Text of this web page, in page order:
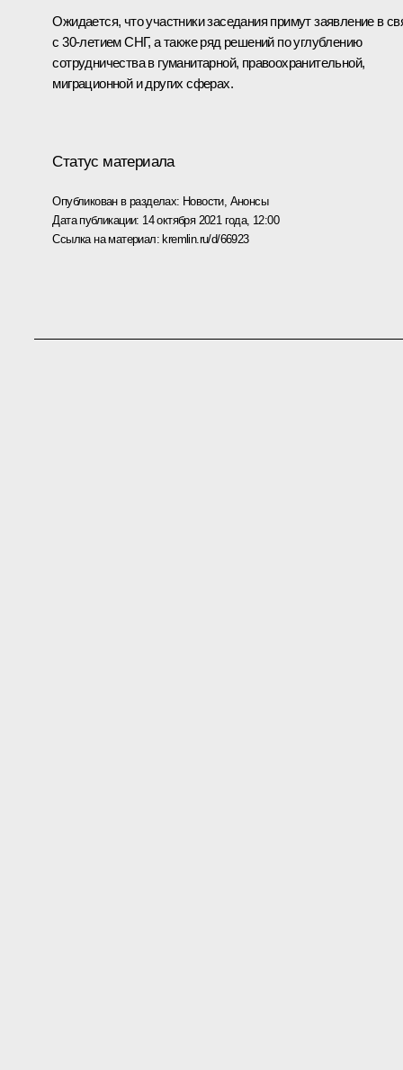
Ожидается, что участники заседания примут заявление в
с 30-летием СНГ, а также ряд решений по углублению
сотрудничества в гуманитарной, правоохранительной,
миграционной и других сферах.
Статус материала
Опубликован в разделах: Новости, Анонсы
Дата публикации: 14 октября 2021 года, 12:00
Ссылка на материал: kremlin.ru/d/66923